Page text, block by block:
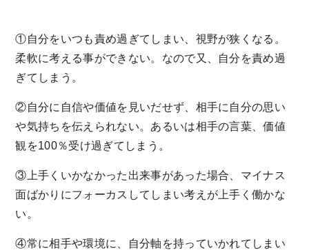
①自分をいつも責め過ぎてしまい、視野が狭くなる。
柔軟に考える事ができない。なので又、自分を責め過
ぎてしまう。
②自分に自信や価値を見いだせず、相手に自分の思い
や気持ちを伝えられない。あるいは相手の言葉、価値
観を100％受け過ぎてしまう。
③上手くいかなかった出来事があった場合、マイナス
面ばかりにフォーカスしてしまい考えが上手く働かな
い。
④常に相手や環境に、自分軸を持っていかれてしまい